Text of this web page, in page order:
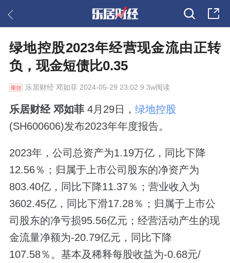
绿地控股2023年经营现金流由正转
负，现金短债比0.35
乐居财经邓如菲 2024-05-29 23:02 9.3w阅读
乐居财经 邓如菲 4月29日， 绿地控股
(SH600606)发布2023年年度报告。
2023年，公司总资产为1.19万亿，同比下降
12.56％；归属于上市公司股东的净资产为
803.40亿，同比下降11.37％；营业收入为
3602.45亿，同比下滑17.28％；归属于上市公
司股东的净亏损95.56亿元；经营活动产生的现
金流量净额为-20.79亿元，同比下降
107.58％。基本及稀释每股收益为-0.68元/